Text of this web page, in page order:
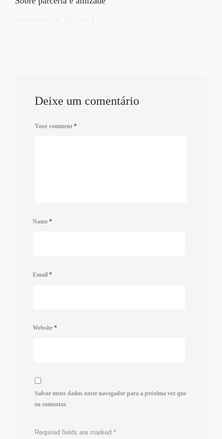
Letícia Diethelm 1 min
Deixe um comentário
Your comment *
Name *
Email *
Website *
Salvar meus dados neste navegador para a próxima vez que
eu comentar.
Required fields are marked *